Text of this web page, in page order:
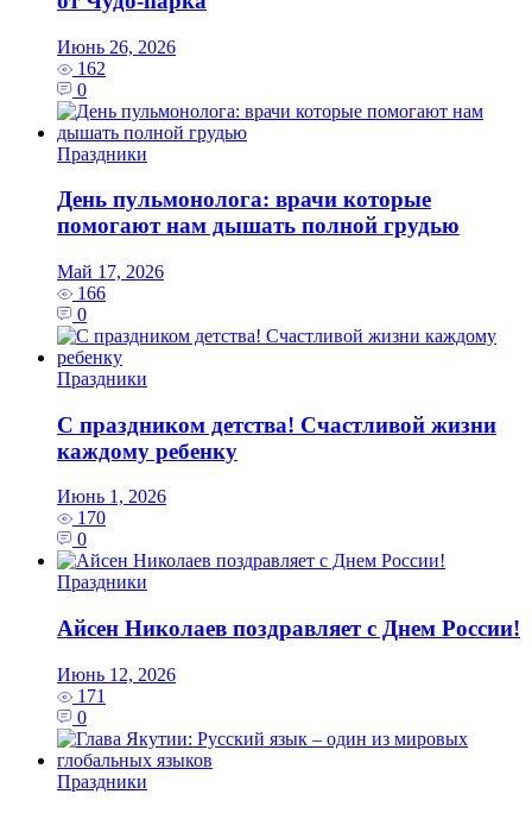
Июнь 26, 2026
162
0
Праздники
День пульмонолога: врачи которые
помогают нам дышать полной грудью
Май 17, 2026
166
0
Праздники
С праздником детства! Счастливой жизни
каждому ребенку
Июнь 1, 2026
170
0
Праздники
Айсен Николаев поздравляет с Днем России!
Июнь 12, 2026
171
0
Праздники